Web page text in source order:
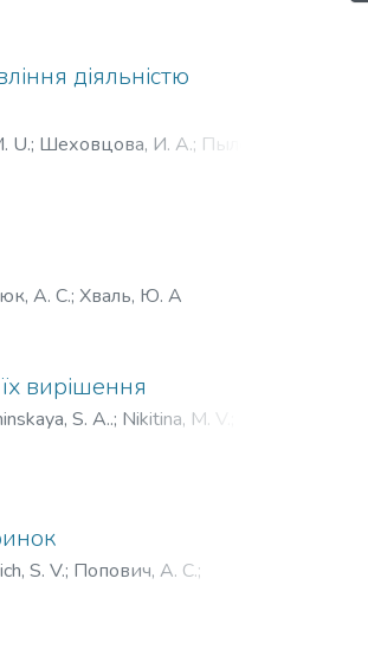
діяльністю
U.; Шеховцова, И. А.; Пылова,
А. С.; Хваль, Ю. А
вирішення
S. A..; Nikitina, M. V.
S. V.; Попович, А. С.;